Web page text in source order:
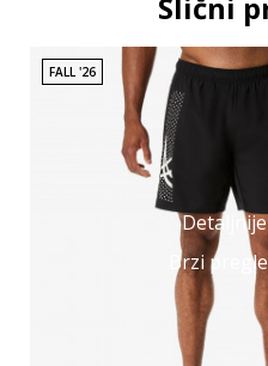
Detaljnije
Brzi
FALL '26